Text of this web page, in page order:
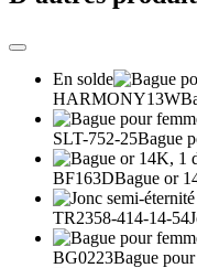
En solde
HARMONY13W
SLT-752-25Bague
BF163DBague or
TR2358-414-14-54
BG0223Bague